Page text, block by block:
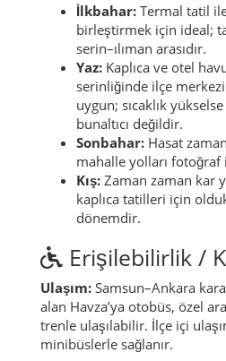
İlkbahar: Termal tatil
birleştirmek için ideal;
serin–ılıman arasıdır.
Yaz: Kaplıca ve otel
serinliğinde ilçe
uygun; sıcaklık
bunaltıcı değildir.
Sonbahar: Hasat
mahalle yolları
Kış: Zaman zaman kar
kaplıca tatilleri için
dönemdir.
Erişilebilirlik /
Ulaşım: Samsun–Ankara
alan Havza’ya otobüs, özel
trenle ulaşılabilir. İlçe içi
minibüslerle sağlanır.